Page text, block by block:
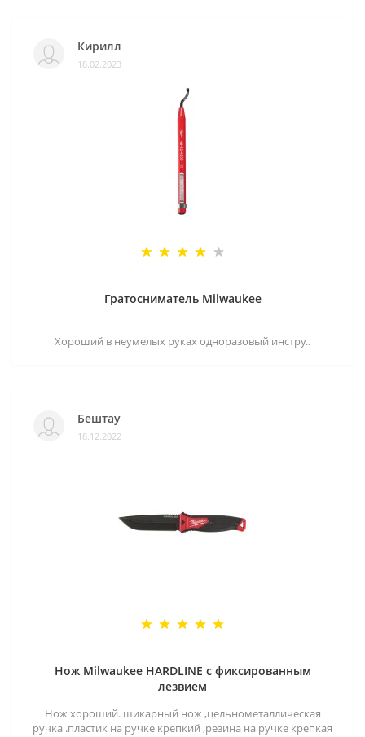
Кирилл
18.02.2023
Гратосниматель Milwaukee
Хороший в неумелых руках одноразовый инстру..
Бештау
18.12.2022
Нож Milwaukee HARDLINE с фиксированным
лезвием
Нож хороший. шикарный нож ,цельнометаллическая
ручка .пластик на ручке крепкий ,резина на ручке крепкая